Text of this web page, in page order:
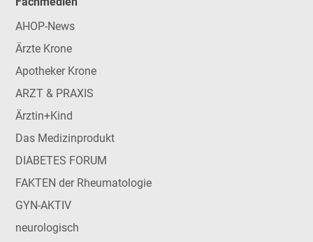
AHOP-News
Ärzte Krone
Apotheker Krone
ARZT & PRAXIS
Ärztin+Kind
Das Medizinprodukt
DIABETES FORUM
FAKTEN der Rheumatologie
GYN-AKTIV
neurologisch